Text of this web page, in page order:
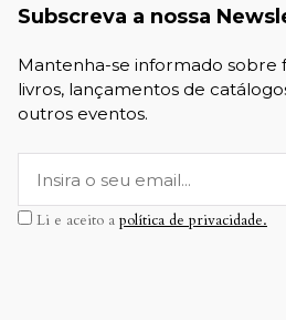
Subscreva a nossa
Mantenha-se informado sobre
livros, lançamentos de
outros eventos.
Li e aceito a política de privacidade.